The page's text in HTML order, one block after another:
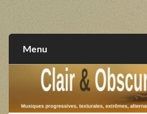
extrêmes, alternatives, texturales
Menu